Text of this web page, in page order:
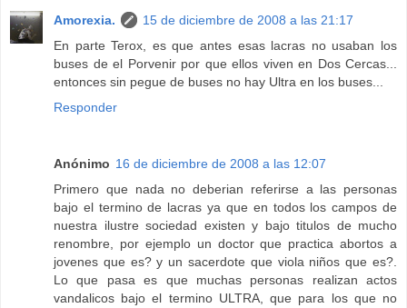
Amorexia.
15 de diciembre de 2008 a las 21:17
En parte Terox, es que antes esas lacras no usaban los
buses de el Porvenir por que ellos viven en Dos Cercas...
entonces sin pegue de buses no hay Ultra en los buses...
Responder
Anónimo 16 de diciembre de 2008 a las 12:07
Primero que nada no deberian referirse a las personas
bajo el termino de lacras ya que en todos los campos de
nuestra ilustre sociedad existen y bajo titulos de mucho
renombre, por ejemplo un doctor que practica abortos a
jovenes que es? y un sacerdote que viola niños que es?.
Lo que pasa es que muchas personas realizan actos
vandalicos bajo el termino ULTRA, que para los que no